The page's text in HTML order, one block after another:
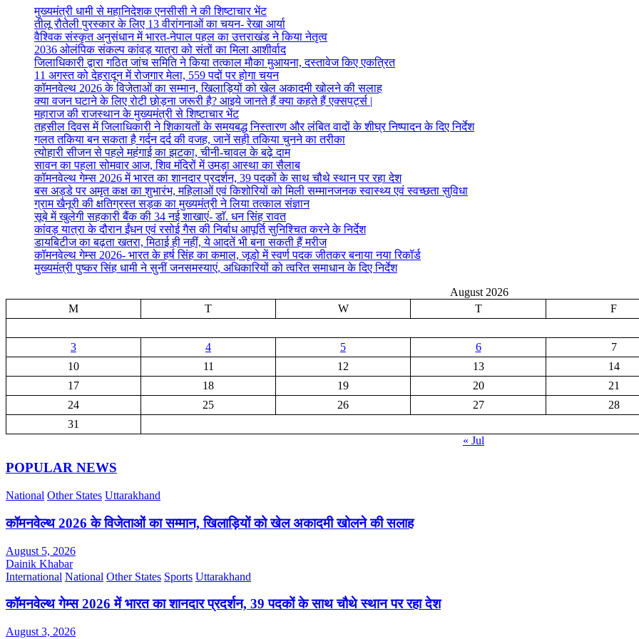
मुख्यमंत्री धामी से महानिदेशक एनसीसी ने की शिष्टाचार भेंट
तीलू रौतेली पुरस्कार के लिए 13 वीरांगनाओं का चयन- रेखा आर्या
वैश्विक संस्कृत अनुसंधान में भारत-नेपाल पहल का उत्तराखंड ने किया नेतृत्व
2036 ओलंपिक संकल्प कांवड़ यात्रा को संतों का मिला आशीर्वाद
जिलाधिकारी द्वारा गठित जांच समिति ने किया तत्काल मौका मुआयना, दस्तावेज किए एकत्रित
11 अगस्त को देहरादून में रोजगार मेला, 559 पदों पर होगा चयन
कॉमनवेल्थ 2026 के विजेताओं का सम्मान, खिलाड़ियों को खेल अकादमी खोलने की सलाह
क्या वजन घटाने के लिए रोटी छोड़ना जरूरी है? आइये जानते हैं क्या कहते हैं एक्सपर्ट्स |
महाराज की राजस्थान के मुख्यमंत्री से शिष्टाचार भेंट
तहसील दिवस में जिलाधिकारी ने शिकायतों के समयबद्ध निस्तारण और लंबित वादों के शीघ्र निष्पादन के दिए निर्देश
गलत तकिया बन सकता है गर्दन दर्द की वजह, जानें सही तकिया चुनने का तरीका
त्योहारी सीजन से पहले महंगाई का झटका, चीनी-चावल के बढ़े दाम
सावन का पहला सोमवार आज, शिव मंदिरों में उमड़ा आस्था का सैलाब
कॉमनवेल्थ गेम्स 2026 में भारत का शानदार प्रदर्शन, 39 पदकों के साथ चौथे स्थान पर रहा देश
बस अड्डे पर अमृत कक्ष का शुभारंभ, महिलाओं एवं किशोरियों को मिली सम्मानजनक स्वास्थ्य एवं स्वच्छता सुविधा
ग्राम खैनूरी की क्षतिग्रस्त सड़क का मुख्यमंत्री ने लिया तत्काल संज्ञान
सूबे में खुलेगी सहकारी बैंक की 34 नई शाखाएं- डाॅ. धन सिंह रावत
कांवड़ यात्रा के दौरान ईंधन एवं रसोई गैस की निर्बाध आपूर्ति सुनिश्चित करने के निर्देश
डायबिटीज का बढ़ता खतरा, मिठाई ही नहीं, ये आदतें भी बना सकती हैं मरीज
कॉमनवेल्थ गेम्स 2026- भारत के हर्ष सिंह का कमाल, जूडो में स्वर्ण पदक जीतकर बनाया नया रिकॉर्ड
मुख्यमंत्री पुष्कर सिंह धामी ने सुनीं जनसमस्याएं, अधिकारियों को त्वरित समाधान के दिए निर्देश
August 2026
M
T W T F
3 4 5 6
7
10
11 12 13
14
17
18 19 20
21
24
25 26 27
28
31
« Jul
POPULAR NEWS
National Other States Uttarakhand
कॉमनवेल्थ 2026 के विजेताओं का सम्मान, खिलाड़ियों को खेल अकादमी खोलने की सलाह
August 5, 2026
Dainik Khabar
International National Other States Sports Uttarakhand
कॉमनवेल्थ गेम्स 2026 में भारत का शानदार प्रदर्शन, 39 पदकों के साथ चौथे स्थान पर रहा देश
August 3, 2026